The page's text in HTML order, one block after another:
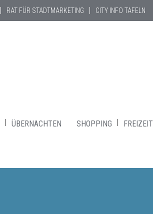
RAT FÜR STADTMARKETING CITY INFO TAFELN
ÜBERNACHTEN SHOPPING FREIZEIT